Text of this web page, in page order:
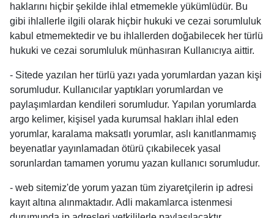
haklarını hiçbir şekilde ihlal etmemekle yükümlüdür. Bu
gibi ihlallerle ilgili olarak hiçbir hukuki ve cezai sorumluluk
kabul etmemektedir ve bu ihlallerden doğabilecek her türlü
hukuki ve cezai sorumluluk münhasıran Kullanıcıya aittir.
- Sitede yazılan her türlü yazı yada yorumlardan yazan kişi
sorumludur. Kullanıcılar yaptıkları yorumlardan ve
paylaşımlardan kendileri sorumludur. Yapılan yorumlarda
argo kelimer, kişisel yada kurumsal hakları ihlal eden
yorumlar, karalama maksatlı yorumlar, aslı kanıtlanmamış
beyenatlar yayınlamadan ötürü çıkabilecek yasal
sorunlardan tamamen yorumu yazan kullanıcı sorumludur.
- web sitemiz'de yorum yazan tüm ziyaretçilerin ip adresi
kayıt altına alınmaktadır. Adli makamlarca istenmesi